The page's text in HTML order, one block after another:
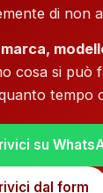
di non
cosa si può
tempo
su
dal form